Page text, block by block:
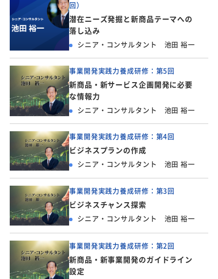
回）
潜在ニーズ発掘と新商品テーマへの
落し込み
シニア・コンサルタント 池田 裕一
事業開発実践力養成研修：第5回
新商品・新サービス企画開発に必要
な情報力
シニア・コンサルタント 池田 裕一
事業開発実践力養成研修：第4回
ビジネスプランの作成
シニア・コンサルタント 池田 裕一
事業開発実践力養成研修：第3回
ビジネスチャンス探索
シニア・コンサルタント 池田 裕一
事業開発実践力養成研修：第2回
新商品・新事業開発のガイドライン
設定